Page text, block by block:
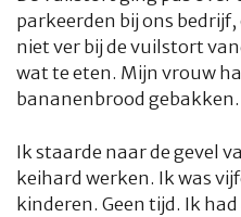
parkeerden bij ons
niet ver bij de vuilstort
wat te eten. Mijn vrouw
bananenbrood
Ik staarde naar de gevel
keihard werken. Ik was
kinderen. Geen tijd. Ik